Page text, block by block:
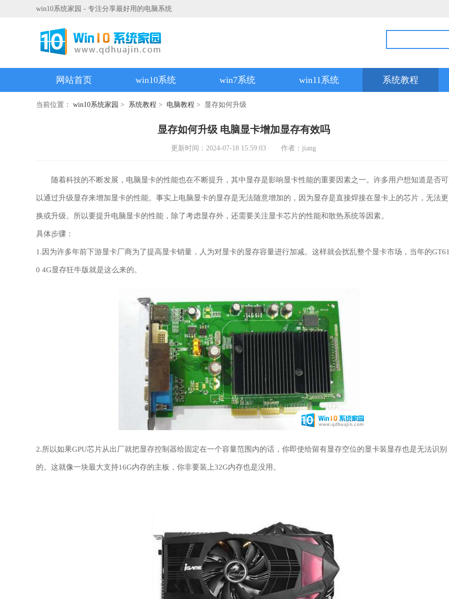
win10系统家园 - 专注分享最好用的电脑系统
网站首页 win10系统 win7系统 win11系统 系统教程
当前位置： win10系统家园 > 系统教程 > 电脑教程 > 显存如何升级
显存如何升级 电脑显卡增加显存有效吗
更新时间：2024-07-18 15:59:03 作者：jiang
随着科技的不断发展，电脑显卡的性能也在不断提升，其中显存是影响显卡性能的重要因素之一。许多用户想知道是否可
以通过升级显存来增加显卡的性能。事实上电脑显卡的显存是无法随意增加的，因为显存是直接焊接在显卡上的芯片，无法更
换或升级。所以要提升电脑显卡的性能，除了考虑显存外，还需要关注显卡芯片的性能和散热系统等因素。
具体步骤：
1.因为许多年前下游显卡厂商为了提高显卡销量，人为对显卡的显存容量进行加减。这样就会扰乱整个显卡市场，当年的GT61
0 4G显存狂牛版就是这么来的。
2.所以如果GPU芯片从出厂就把显存控制器给固定在一个容量范围内的话，你即使给留有显存空位的显卡装显存也是无法识别
的。这就像一块最大支持16G内存的主板，你非要装上32G内存也是没用。